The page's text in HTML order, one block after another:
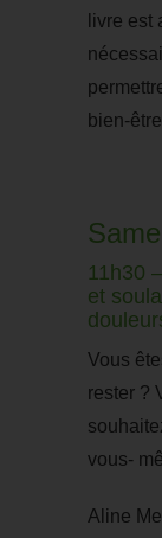
livre est
bien-
11h30
et
Vous
rester ?
vous-
Aline